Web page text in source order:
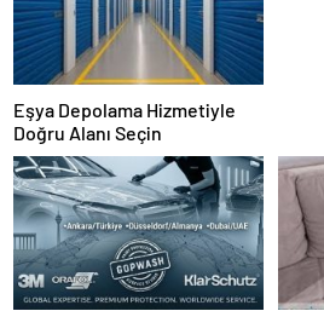
Eşya Depolama Hizmetiyle
Doğru Alanı Seçin